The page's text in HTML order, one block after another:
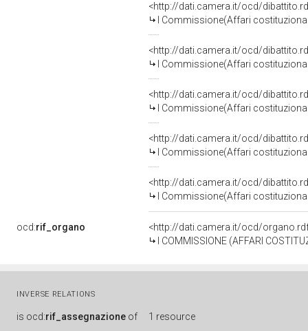
<http://dati.camera.it/ocd/
I Commissione(Affari
<http://dati.camera.it/ocd/
I Commissione(Affari
<http://dati.camera.it/ocd/
I Commissione(Affari
<http://dati.camera.it/ocd/
I Commissione(Affari
<http://dati.camera.it/ocd/
I Commissione(Affari
ocd:rif_organo
<http://dati.camera.it/ocd/
I COMMISSIONE (AFFARI
INVERSE RELATIONS
is ocd:rif_assegnazione of 1 resource